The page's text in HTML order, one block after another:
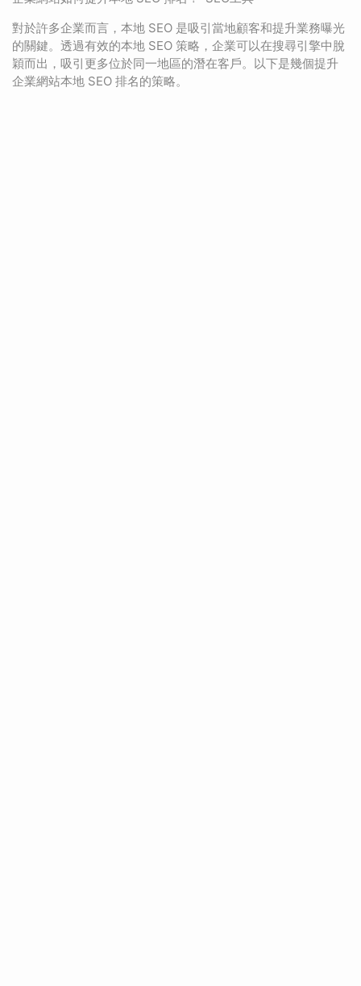
對於許多企業而言，本地 SEO 是吸引當地顧客和提升業務曝光
的關鍵。透過有效的本地 SEO 策略，企業可以在搜尋引擎中脫
穎而出，吸引更多位於同一地區的潛在客戶。以下是幾個提升
企業網站本地 SEO 排名的策略。